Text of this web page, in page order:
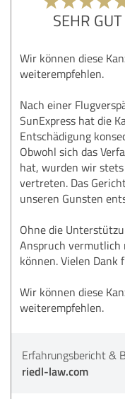
SEHR GUT
Wir können diese
weiterempfehlen.
Nach einer
SunExpress hat die
Entschädigung
Obwohl sich das
hat, wurden wir
vertreten. Das
unseren Gunsten
Ohne die
Anspruch vermutlich
können. Vielen Dank
Wir können diese
weiterempfehlen.
Erfahrungsbericht &
riedl-law.com